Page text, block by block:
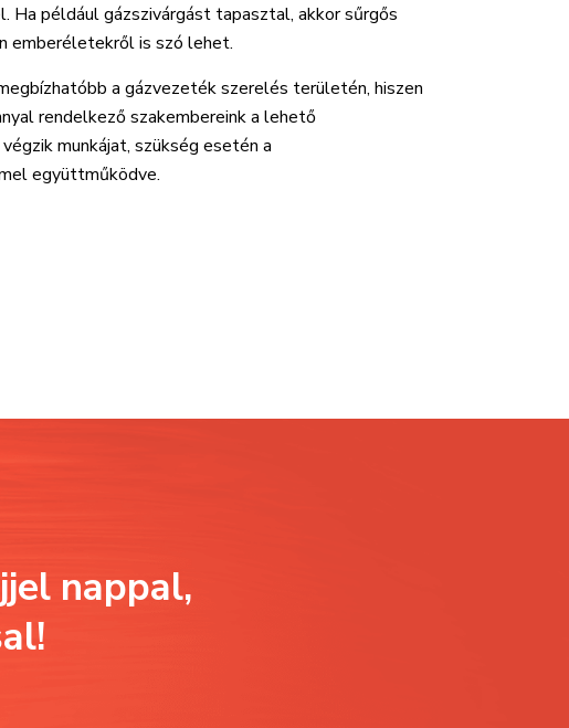
Ha például gázszivárgást tapasztal, akkor sűrgős
emberéletekről is szó lehet.
a gázvezeték szerelés területén, hiszen
rendelkező szakembereink a lehető
munkájat, szükség esetén a
együttműködve.
nappal,